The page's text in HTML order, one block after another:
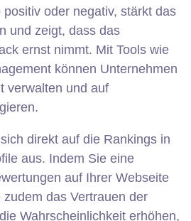
oder negativ, stärkt das
und zeigt, dass das
ernst nimmt. Mit Tools wie
können Unternehmen
verwalten und auf
direkt auf die Rankings in
aus. Indem Sie eine
auf Ihrer Webseite
das Vertrauen der
Wahrscheinlichkeit erhöhen,